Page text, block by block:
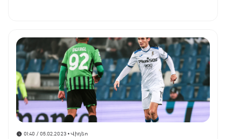
01:40 / 05.02.2023 • Վիդեո